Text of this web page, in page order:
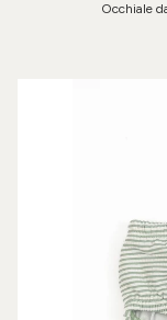
Occhiale